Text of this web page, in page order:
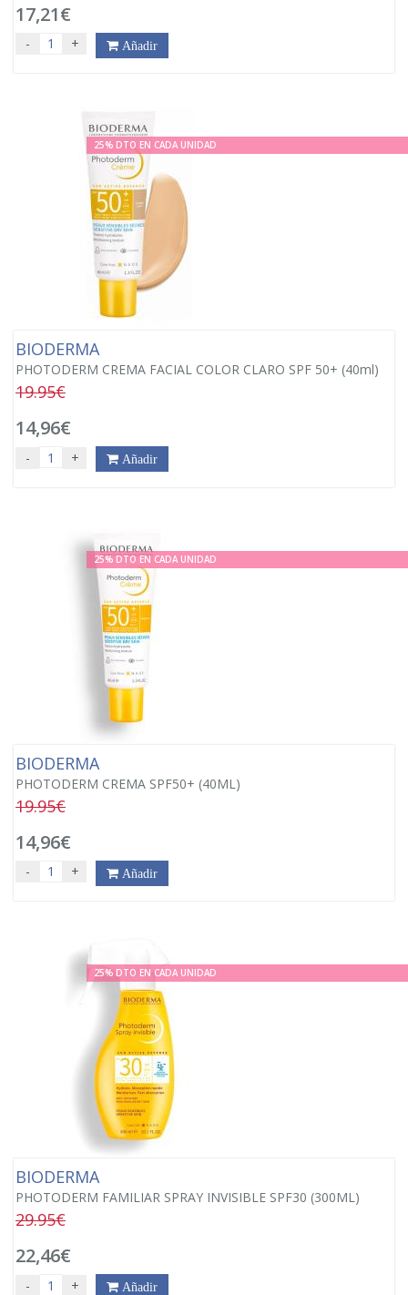
17,21€
- + Añadir
25% DTO EN CADA UNIDAD
BIODERMA
PHOTODERM CREMA FACIAL COLOR CLARO SPF 50+ (40ml)
19.95€
14,96€
- + Añadir
25% DTO EN CADA UNIDAD
BIODERMA
PHOTODERM CREMA SPF50+ (40ML)
19.95€
14,96€
- + Añadir
25% DTO EN CADA UNIDAD
BIODERMA
PHOTODERM FAMILIAR SPRAY INVISIBLE SPF30 (300ML)
29.95€
22,46€
- + Añadir